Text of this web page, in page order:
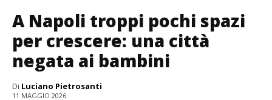
A Napoli troppi pochi spazi
per crescere: una città
negata ai bambini
Di Luciano Pietrosanti
11 MAGGIO 2026